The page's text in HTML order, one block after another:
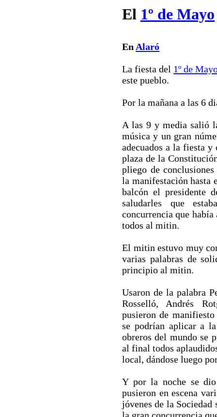
El 1º de Mayo
En Alaró
La fiesta del 1º de
este pueblo.
Por la mañana a las 6
A las 9 y media salió
música y un gran
adecuados a la fiesta
plaza de la
pliego de
la manifestación hasta
balcón el presidente
saludarles que
concurrencia que
todos al mitin.
El mitin estuvo muy
varias palabras de
principio al mitin.
Usaron de la palabra
Rosselló, Andrés
pusieron de
se podrían aplicar a
obreros del mundo se
al final todos
local, dándose luego
Y por la noche se
pusieron en escena
jóvenes de la